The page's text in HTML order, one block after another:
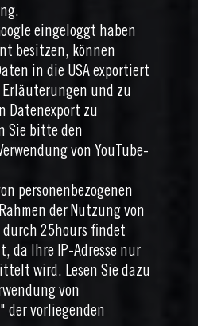
eingeloggt haben
besitzen, können
in die USA exportiert
und zu
Datenexport zu
Sie bitte den
von YouTube-
personenbezogenen
der Nutzung von
durch 25hours findet
da Ihre IP-Adresse nur
wird. Lesen Sie dazu
von
der vorliegenden